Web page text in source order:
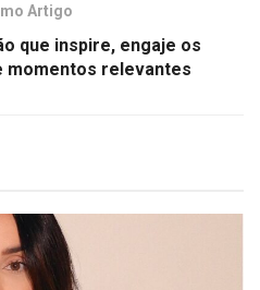
Artigo
que inspire, engaje os
momentos relevantes